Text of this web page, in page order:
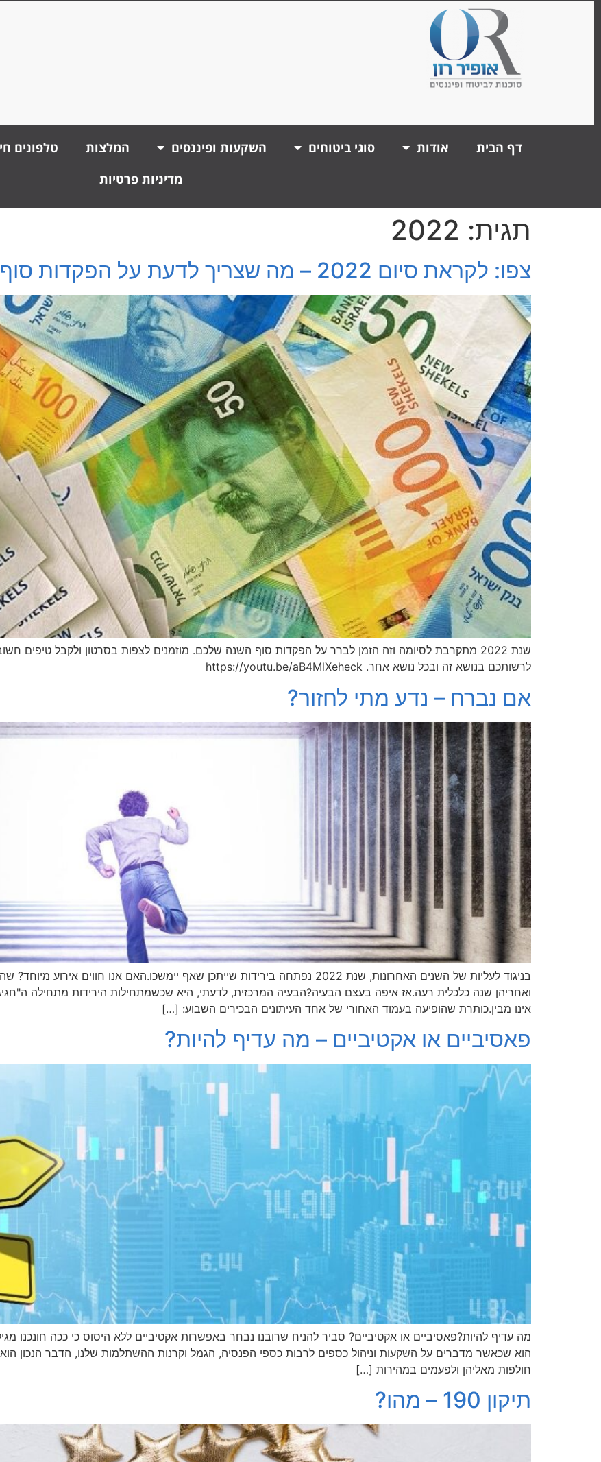
דף הבית אודות סוגי ביטוחים השקעות ופיננסים המלצות טלפונים
מדיניות פרטיות
תגית: 2022
צפו: לקראת סיום 2022 – מה שצריך לדעת על הפקדות סוף שנה
שנת 2022 מתקרבת לסיומה וזה הזמן לברר על הפקדות סוף השנה שלכם. מוזמנים לצפות בסרטון ולקבל
לרשותכם בנושא זה ובכל נושא אחר. https://youtu.be/aB4MlXeheck
אם נברח – נדע מתי לחזור?
בניגוד לעליות של השנים האחרונות, שנת 2022 נפתחה בירידות שייתכן שאף יימשכו.האם אנו
ואחריהן שנה כלכלית רעה.אז איפה בעצם הבעיה?הבעיה המרכזית, לדעתי, היא שכשמתחילות הירידות מתחילה
אינו מבין.כותרת שהופיעה בעמוד האחורי של אחד העיתונים הבכירים השבוע: […]
פאסיביים או אקטיביים – מה עדיף להיות?
מה עדיף להיות?פאסיביים או אקטיביים? סביר להניח שרובנו נבחר באפשרות אקטיביים ללא היסוס כי ככה חונכנו
הוא שכאשר מדברים על השקעות וניהול כספים לרבות כספי הפנסיה, הגמל וקרנות ההשתלמות שלנו, הדבר הנכון הוא
חולפות מאליהן ולפעמים במהירות […]
תיקון 190 – מהו?